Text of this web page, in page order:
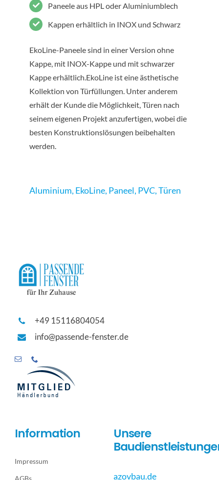
Paneele aus HPL oder Aluminiumblech
Kappen erhältlich in INOX und Schwarz
EkoLine-Paneele sind in einer Version ohne
Kappe, mit INOX-Kappe und mit schwarzer
Kappe erhältlich.EkoLine ist eine ästhetische
Kollektion von Türfüllungen. Unter anderem
erhält der Kunde die Möglichkeit, Türen nach
seinem eigenen Projekt anzufertigen, wobei die
besten Konstruktionslösungen beibehalten
werden.
Aluminium, EkoLine, Paneel, PVC,Türen
+49 15116804054
info@passende-fenster.de
Information
Impressum
AGBs
Unsere
azovbau.de